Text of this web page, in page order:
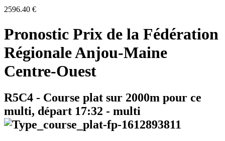
2596.40 €
Pronostic Prix de la Fédération
Régionale Anjou-Maine
Centre-Ouest
R5C4 - Course plat sur 2000m pour ce
multi, départ 17:32 - multi